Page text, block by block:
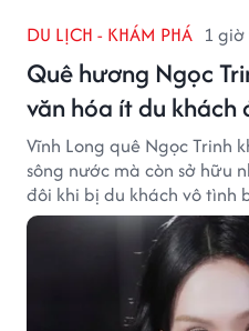
DU LỊCH - KHÁM PHÁ 1
Quê hương Ngọc
văn hóa ít du khách
Vĩnh Long quê Ngọc Trinh
sông nước mà còn sở hữu
đôi khi bị du khách vô tình